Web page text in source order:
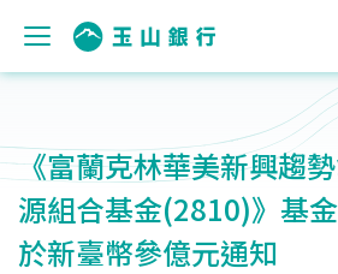
《富蘭克林華美新興趨
源組合基金(2810)》基
於新臺幣參億元通知